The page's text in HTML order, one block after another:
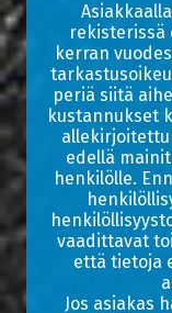
rekisterissä
kerran
periä siitä
kustannukset
edellä
henkilölle.
vaadittavat
että tietoja
Jos asiakas